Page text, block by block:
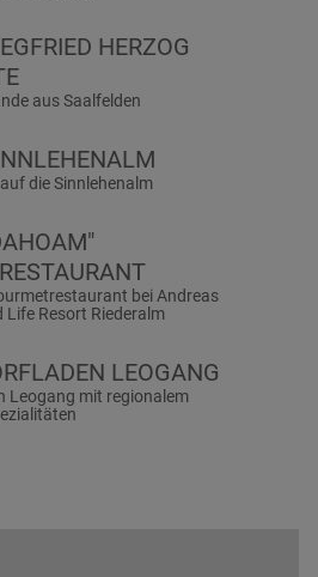
HERZOG
aus Saalfelden
die Sinnlehenalm
sinnlehenalm
bei Andreas
Life Resort Riederalm
LEOGANG
Leogang mit regionalem
& Spezialitäten